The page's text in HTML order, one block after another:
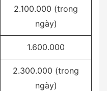
2.100.000 (trong
ngày)
1.600.000
2.300.000 (trong
ngày)